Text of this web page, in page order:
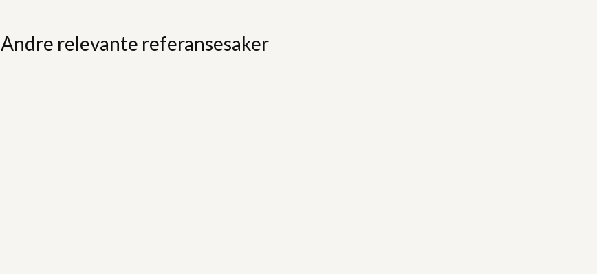
Andre relevante referansesaker